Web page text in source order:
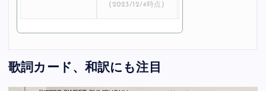
(2023/12/4時点)
歌詞カード、和訳にも注目